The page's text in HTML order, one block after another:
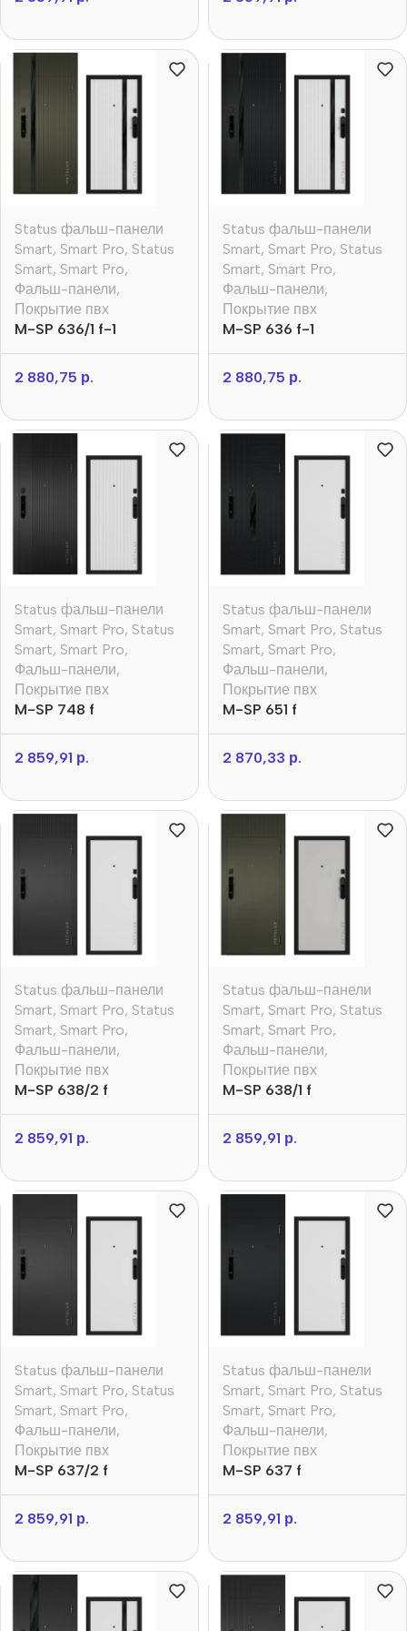
Status фальш-панели
Smart, Smart Pro, Status
Smart, Smart Pro,
Фальш-панели,
Покрытие пвх
M-SP 636/1 f-1
2 880,75 р.
Status фальш-панели
Smart, Smart Pro, Status
Smart, Smart Pro,
Фальш-панели,
Покрытие пвх
M-SP 636 f-1
2 880,75 р.
Status фальш-панели
Smart, Smart Pro, Status
Smart, Smart Pro,
Фальш-панели,
Покрытие пвх
M-SP 748 f
2 859,91 р.
Status фальш-панели
Smart, Smart Pro, Status
Smart, Smart Pro,
Фальш-панели,
Покрытие пвх
M-SP 651 f
2 870,33 р.
Status фальш-панели
Smart, Smart Pro, Status
Smart, Smart Pro,
Фальш-панели,
Покрытие пвх
M-SP 638/2 f
2 859,91 р.
Status фальш-панели
Smart, Smart Pro, Status
Smart, Smart Pro,
Фальш-панели,
Покрытие пвх
M-SP 638/1 f
2 859,91 р.
Status фальш-панели
Smart, Smart Pro, Status
Smart, Smart Pro,
Фальш-панели,
Покрытие пвх
M-SP 637/2 f
2 859,91 р.
Status фальш-панели
Smart, Smart Pro, Status
Smart, Smart Pro,
Фальш-панели,
Покрытие пвх
M-SP 637 f
2 859,91 р.